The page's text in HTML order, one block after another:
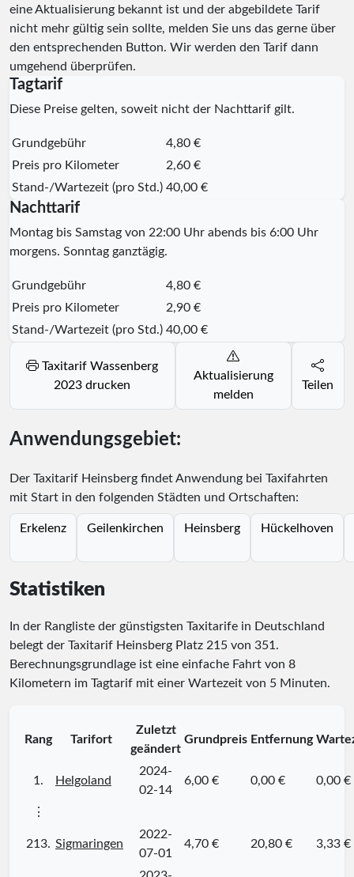
eine Aktualisierung bekannt ist und der abgebildete Tarif
nicht mehr gültig sein sollte, melden Sie uns das gerne über
den entsprechenden Button. Wir werden den Tarif dann
umgehend überprüfen.
Tagtarif
Diese Preise gelten, soweit nicht der Nachttarif gilt.
Grundgebühr
4,80 €
Preis pro Kilometer
2,60 €
Stand-/Wartezeit (pro Std.) 40,00 €
Nachttarif
Montag bis Samstag von 22:00 Uhr abends bis 6:00 Uhr
morgens. Sonntag ganztägig.
Grundgebühr
4,80 €
Preis pro Kilometer
2,90 €
Stand-/Wartezeit (pro Std.) 40,00 €
Taxitarif Wassenberg
2023 drucken
Aktualisierung
melden
Teilen
Anwendungsgebiet:
Der Taxitarif Heinsberg findet Anwendung bei Taxifahrten
mit Start in den folgenden Städten und Ortschaften:
Erkelenz Geilenkirchen Heinsberg Hückelhoven
Statistiken
In der Rangliste der günstigsten Taxitarife in Deutschland
belegt der Taxitarif Heinsberg Platz 215 von 351.
Berechnungsgrundlage ist eine einfache Fahrt von 8
Kilometern im Tagtarif mit einer Wartezeit von 5 Minuten.
Rang Tarifort
Zuletzt
geändert
Grundpreis Entfernung
1. Helgoland
2024-
02-14
6,00 € 0,00 € 0,00 €
⋮
213. Sigmaringen
2022-
07-01
4,70 € 20,80 € 3,33 €